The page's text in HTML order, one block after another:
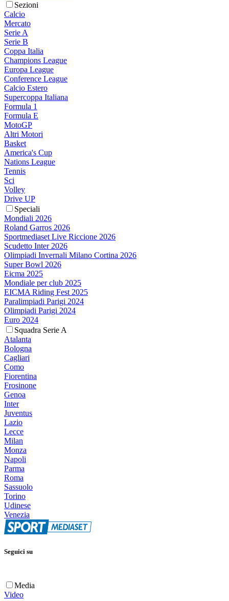
Sezioni
Calcio
Mercato
Serie A
Serie B
Coppa Italia
Champions League
Europa League
Conference League
Calcio Estero
Supercoppa Italiana
Formula 1
Formula E
MotoGP
Altri Motori
Basket
America's Cup
Nations League
Tennis
Sci
Volley
Drive UP
Speciali
Mondiali 2026
Roland Garros 2026
Sportmediaset Live Riccione 2026
Scudetto Inter 2026
Olimpiadi Invernali Milano Cortina 2026
Super Bowl 2026
Eicma 2025
Mondiale per club 2025
EICMA Riding Fest 2025
Paralimpiadi Parigi 2024
Olimpiadi Parigi 2024
Euro 2024
Squadra Serie A
Atalanta
Bologna
Cagliari
Como
Fiorentina
Frosinone
Genoa
Inter
Juventus
Lazio
Lecce
Milan
Monza
Napoli
Parma
Roma
Sassuolo
Torino
Udinese
Venezia
Seguici su
Media
Video